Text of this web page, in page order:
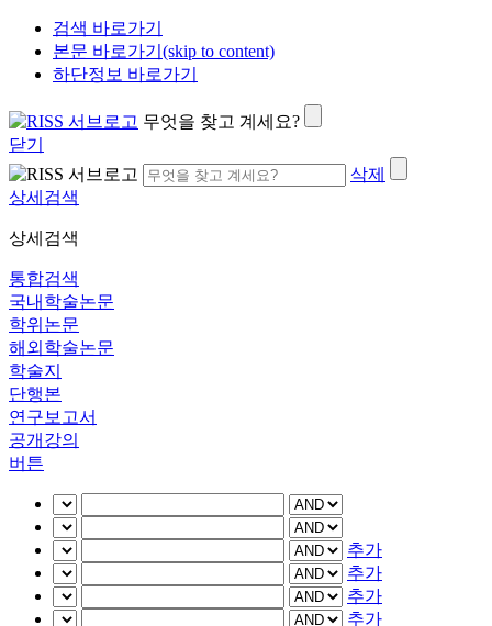
검색 바로가기
본문 바로가기(skip to content)
하단정보 바로가기
무엇을 찾고 계세요?
닫기
삭제
상세검색
상세검색
통합검색
국내학술논문
학위논문
해외학술논문
학술지
단행본
연구보고서
공개강의
버튼
추가
추가
추가
추가